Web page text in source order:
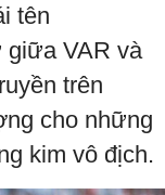
tên
giữa VAR và
trên
cho những
kim vô địch.